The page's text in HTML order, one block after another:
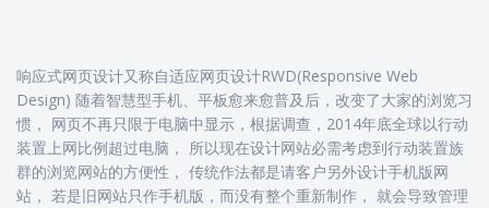
响应式网页设计又称自适应网页设计RWD(Responsive Web
Design) 随着智慧型手机、平板愈来愈普及后，改变了大家的浏览习
惯， 网页不再只限于电脑中显示，根据调查，2014年底全球以行动
装置上网比例超过电脑， 所以现在设计网站必需考虑到行动装置族
群的浏览网站的方便性， 传统作法都是请客户另外设计手机版网
站， 若是旧网站只作手机版，而没有整个重新制作， 就会导致管理